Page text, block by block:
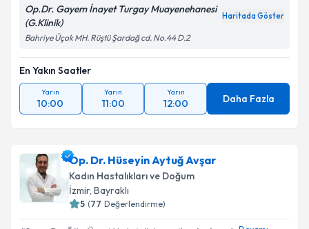
Op.Dr. Gayem İnayet Turgay Muayenehanesi
(G.Klinik)
Haritada Göster
Bahriye Üçok MH. Rüştü Şardağ cd. No.44 D.2
En Yakın Saatler
Yarın
10:00
Yarın
11:00
Yarın
12:00 Daha Fazla
Op. Dr. Hüseyin Aytuğ Avşar
Kadın Hastalıkları ve Doğum
İzmir, Bayraklı
5 (77 Değerlendirme)